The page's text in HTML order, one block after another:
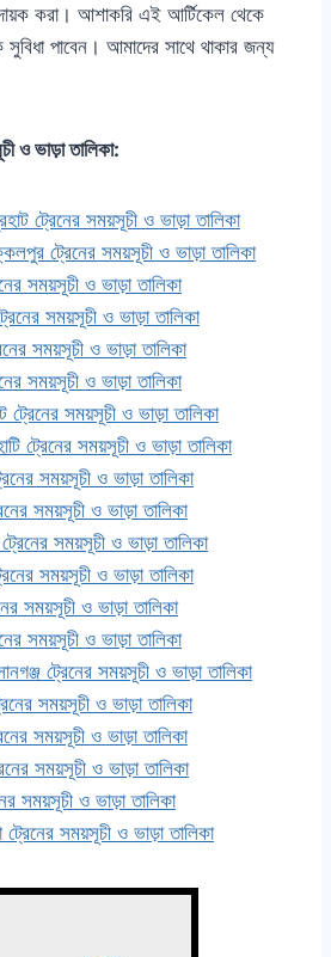
করা। আশাকরি এই আর্টিকেল থেকে
পাবেন। আমাদের সাথে থাকার জন্য
ও ভাড়া তালিকা:
ট্রেনের সময়সূচী ও ভাড়া তালিকা
ট্রেনের সময়সূচী ও ভাড়া তালিকা
সময়সূচী ও ভাড়া তালিকা
সময়সূচী ও ভাড়া তালিকা
সময়সূচী ও ভাড়া তালিকা
সময়সূচী ও ভাড়া তালিকা
ট্রেনের সময়সূচী ও ভাড়া তালিকা
ট্রেনের সময়সূচী ও ভাড়া তালিকা
সময়সূচী ও ভাড়া তালিকা
সময়সূচী ও ভাড়া তালিকা
ট্রেনের সময়সূচী ও ভাড়া তালিকা
সময়সূচী ও ভাড়া তালিকা
সময়সূচী ও ভাড়া তালিকা
সময়সূচী ও ভাড়া তালিকা
ট্রেনের সময়সূচী ও ভাড়া তালিকা
সময়সূচী ও ভাড়া তালিকা
সময়সূচী ও ভাড়া তালিকা
সময়সূচী ও ভাড়া তালিকা
সময়সূচী ও ভাড়া তালিকা
ট্রেনের সময়সূচী ও ভাড়া তালিকা